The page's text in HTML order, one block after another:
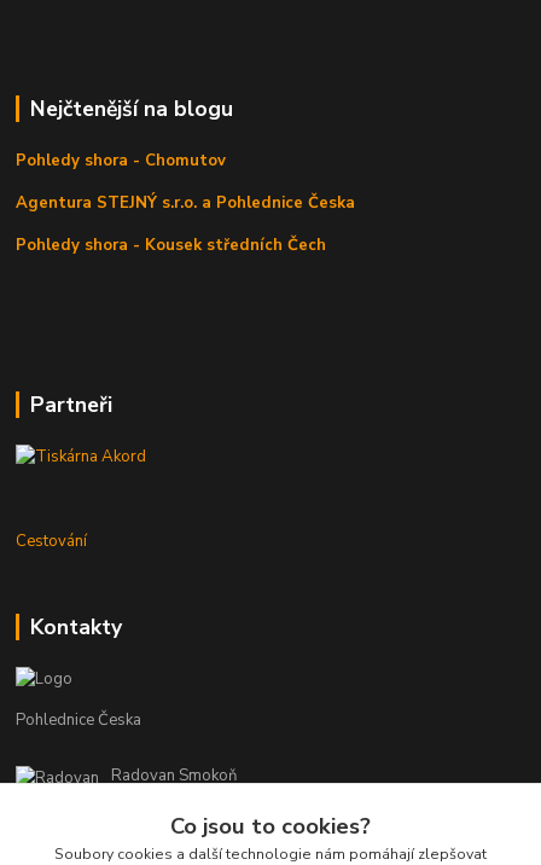
Nejčtenější na blogu
Pohledy shora - Chomutov
Agentura STEJNÝ s.r.o. a Pohlednice Česka
Pohledy shora - Kousek středních Čech
Partneři
Cestování
Kontakty
Pohlednice Česka
Radovan Smokoň
r.smokon@pohlednicecr.cz
Co jsou to cookies?
Soubory cookies a další technologie nám pomáhají zlepšovat